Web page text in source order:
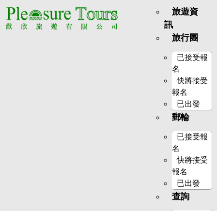
旅遊資
訊
旅行團
已接受報
名
快將接受
報名
已出發
郵輪
已接受報
名
快將接受
報名
已出發
查詢